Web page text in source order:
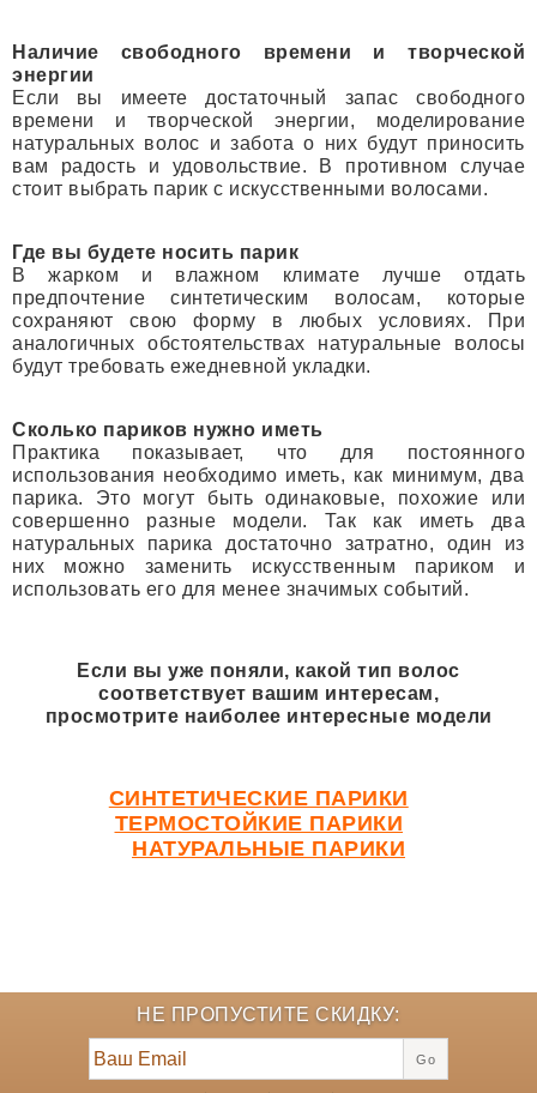
Наличие свободного времени и творческой
энергии
Если вы имеете достаточный запас свободного
времени и творческой энергии, моделирование
натуральных волос и забота о них будут приносить
вам радость и удовольствие. В противном случае
стоит выбрать парик с искусственными волосами.
Где вы будете носить парик
В жарком и влажном климате лучше отдать
предпочтение синтетическим волосам, которые
сохраняют свою форму в любых условиях. При
аналогичных обстоятельствах натуральные волосы
будут требовать ежедневной укладки.
Сколько париков нужно иметь
Практика показывает, что для постоянного
использования необходимо иметь, как минимум, два
парика. Это могут быть одинаковые, похожие или
совершенно разные модели. Так как иметь два
натуральных парика достаточно затратно, один из
них можно заменить искусственным париком и
использовать его для менее значимых событий.
Если вы уже поняли, какой тип волос
соответствует вашим интересам,
просмотрите наиболее интересные модели
СИНТЕТИЧЕСКИЕ ПАРИКИ
ТЕРМОСТОЙКИЕ ПАРИКИ
НАТУРАЛЬНЫЕ ПАРИКИ
НЕ ПРОПУСТИТЕ СКИДКУ:
Go